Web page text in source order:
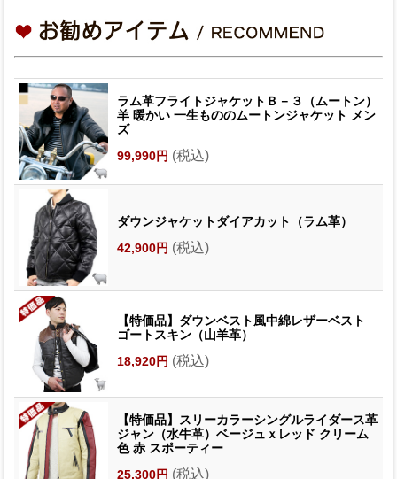
ラム革フライトジャケットＢ－３（ムートン）
羊 暖かい 一生もののムートンジャケット メン
ズ
99,990円 (税込)
ダウンジャケットダイアカット（ラム革）
42,900円 (税込)
【特価品】ダウンベスト風中綿レザーベスト
ゴートスキン（山羊革）
18,920円 (税込)
【特価品】スリーカラーシングルライダース革
ジャン（水牛革）ベージュｘレッド クリーム
色 赤 スポーティー
25,300円 (税込)